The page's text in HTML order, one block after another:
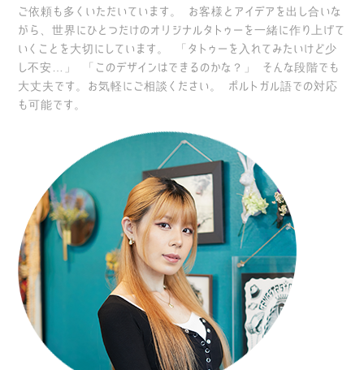
ご依頼も多くいただいています。
お客様とアイデアを出し合いな
がら、世界にひとつだけのオリジナルタトゥーを一緒に作り上げて
いくことを大切にしています。
「タトゥーを入れてみたいけど少
し不安…」
「このデザインはできるのかな？」
そんな段階でも
大丈夫です。お気軽にご相談ください。
ポルトガル語での対応
も可能です。